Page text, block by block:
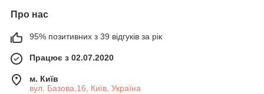
Про нас
95% позитивних з 39 відгуків за рік
Працює з 02.07.2020
м. Київ
вул. Базова,16, Київ, Україна